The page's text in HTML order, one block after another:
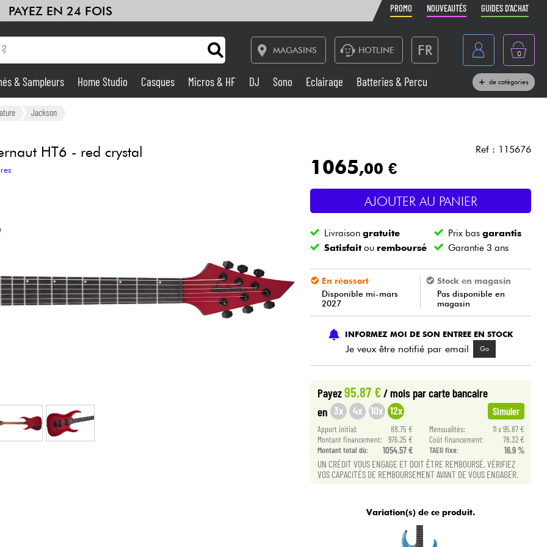
PAYEZ EN 24 FOIS PROMO NOUVEAUTÉS GUIDES D'ACHAT
MAGASINS HOTLINE FR
Belgique
België
Nederland
0
Amplis & Effets
Home Studio
Sono
Vents
Câbles & Access.
Packs
Voir nos marques
& Sampleurs Home Studio Casques Micros & HF DJ Sono Eclairage Batteries & Percu de catégories
Jackson
HT6 - red crystal Ref : 115676
1065,00 €
AJOUTER AU PANIER
Livraisongratuite Prix bas garantis
Satisfaitou remboursé Garantie 3 ans
En réassort
Disponible mi-mars
2027
Stock en magasin
Pas disponible en
magasin
INFORMEZ MOI DE SON ENTREE EN STOCK
Je veux être notifié par email Go
Payez95.87 €/ mois par carte bancaire
en 3x 4x 10x 12x Simuler
Apport initial: 88.75 € Mensualités:
11 x 95.87 €
Montant financement:
976.25 € Coût financement:
78.32 €
Montant total dù:
1054.57 € TAEG fixe: 16.9 %
UN CRÉDIT VOUS ENGAGE ET DOIT ÊTRE REMBOURSÉ. VÉRIFIEZ
VOS CAPACITÉS DE REMBOURSEMENT AVANT DE VOUS ENGAGER.
Variation(s) de ce produit.